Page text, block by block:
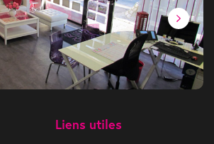
Liens utiles